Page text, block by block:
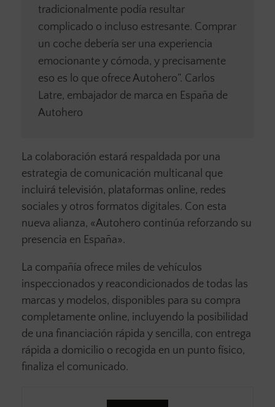
tradicionalmente podía resultar
complicado o incluso estresante. Comprar
un coche debería ser una experiencia
emocionante y cómoda, y precisamente
eso es lo que ofrece Autohero”. Carlos
Latre, embajador de marca en España de
Autohero
La colaboración estará respaldada por una
estrategia de comunicación multicanal que
incluirá televisión, plataformas online, redes
sociales y otros formatos digitales. Con esta
nueva alianza, «Autohero continúa reforzando su
presencia en España».
La compañía ofrece miles de vehículos
inspeccionados y reacondicionados de todas las
marcas y modelos, disponibles para su compra
completamente online, incluyendo la posibilidad
de una financiación rápida y sencilla, con entrega
rápida a domicilio o recogida en un punto físico,
finaliza el comunicado.